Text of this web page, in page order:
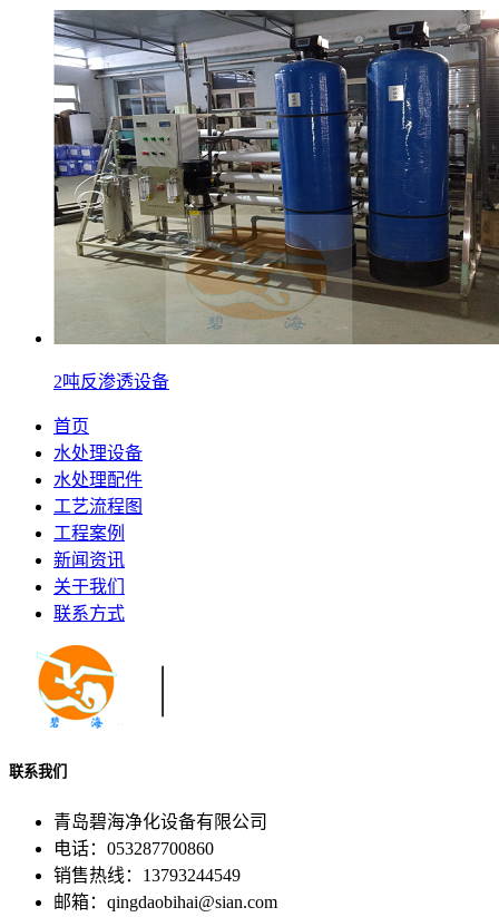
2吨反渗透设备
首页
水处理设备
水处理配件
工艺流程图
工程案例
新闻资讯
关于我们
联系方式
联系我们
青岛碧海净化设备有限公司
电话：053287700860
销售热线：13793244549
邮箱：qingdaobihai@sian.com